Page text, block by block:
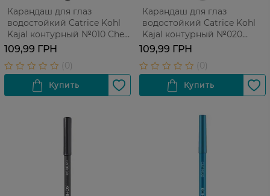
Карандаш для глаз
водостойкий Catrice Kohl
Kajal контурный №010 Check
Chic Black 1 шт
109,99 ГРН
Карандаш для глаз
водостойкий Catrice Kohl
Kajal контурный №020
Tweet White 1 шт
109,99 ГРН